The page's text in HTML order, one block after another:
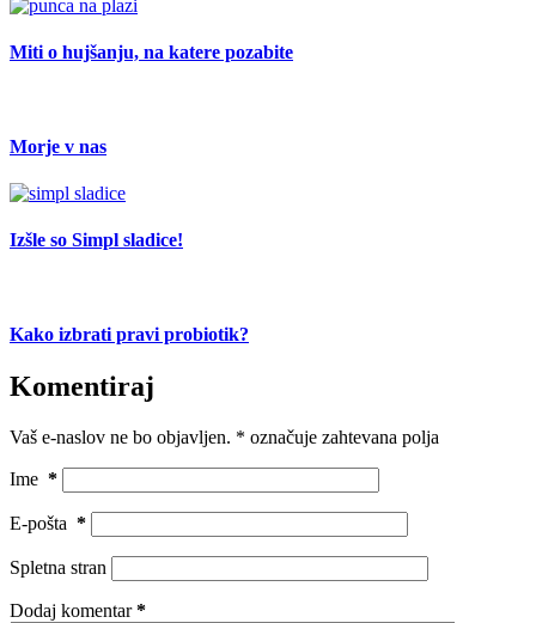
Miti o hujšanju, na katere pozabite
Morje v nas
Izšle so Simpl sladice!
Kako izbrati pravi probiotik?
Komentiraj
Vaš e-naslov ne bo objavljen. * označuje zahtevana polja
Ime *
E-pošta *
Spletna stran
Dodaj komentar*